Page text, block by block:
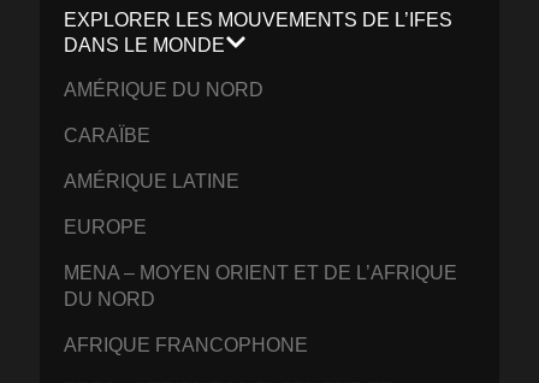
EXPLORER LES MOUVEMENTS DE L’IFES
DANS LE MONDE
AMÉRIQUE DU NORD
CARAÏBE
AMÉRIQUE LATINE
EUROPE
MENA – MOYEN ORIENT ET DE L’AFRIQUE
DU NORD
AFRIQUE FRANCOPHONE